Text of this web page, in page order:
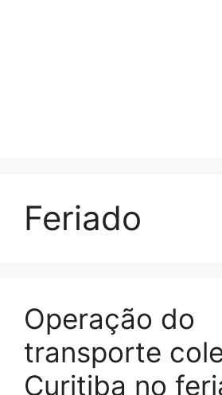
Feriado
Operação do
transporte
Curitiba no